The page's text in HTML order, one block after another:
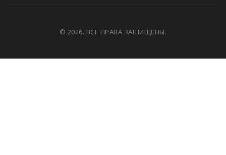
© 2026. ВСЕ ПРАВА ЗАЩИЩЕНЫ.